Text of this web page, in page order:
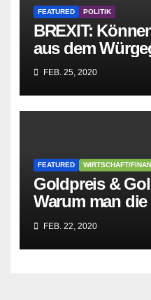
FEATURED POLITIK
BREXIT:
aus dem
parasitären EU-
FEB. 25, 2020
FEATURED WIRTSCHAFT/
Goldpreis &
Warum man
besser Profis
FEB. 22, 2020